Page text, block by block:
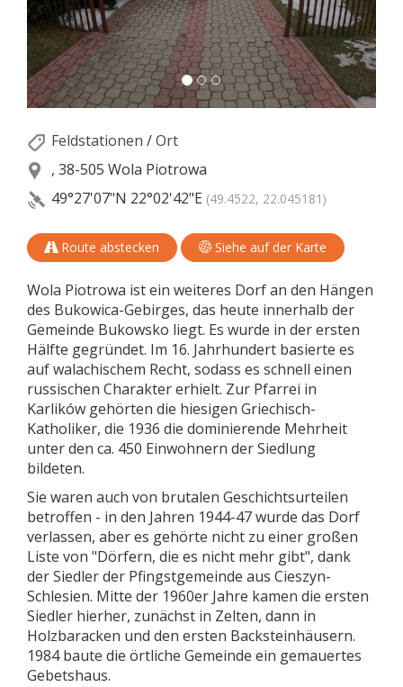
Feldstationen /Ort
, 38-505 Wola Piotrowa
49°27'07"N 22°02'42"E (49.4522, 22.045181)
Route abstecken Siehe auf der Karte
Wola Piotrowa ist ein weiteres Dorf an den Hängen
des Bukowica-Gebirges, das heute innerhalb der
Gemeinde Bukowsko liegt. Es wurde in der ersten
Hälfte gegründet. Im 16. Jahrhundert basierte es
auf walachischem Recht, sodass es schnell einen
russischen Charakter erhielt. Zur Pfarrei in
Karlików gehörten die hiesigen Griechisch-
Katholiker, die 1936 die dominierende Mehrheit
unter den ca. 450 Einwohnern der Siedlung
bildeten.
Sie waren auch von brutalen Geschichtsurteilen
betroffen - in den Jahren 1944-47 wurde das Dorf
verlassen, aber es gehörte nicht zu einer großen
Liste von "Dörfern, die es nicht mehr gibt", dank
der Siedler der Pfingstgemeinde aus Cieszyn-
Schlesien. Mitte der 1960er Jahre kamen die ersten
Siedler hierher, zunächst in Zelten, dann in
Holzbaracken und den ersten Backsteinhäusern.
1984 baute die örtliche Gemeinde ein gemauertes
Gebetshaus.